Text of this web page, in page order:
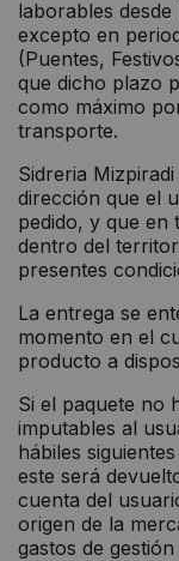
laborables
excepto en
(Puentes,
que dicho plazo
como máximo
transporte.
Sidreria
dirección que el
pedido, y que en
dentro del
presentes
La entrega se
momento en el
producto a
Si el paquete no
imputables al
hábiles
este será
cuenta del
origen de la
gastos de